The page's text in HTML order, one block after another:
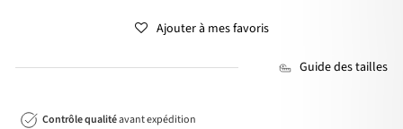
Ajouter à mes favoris
Guide des tailles
Contrôle qualitéavant expédition